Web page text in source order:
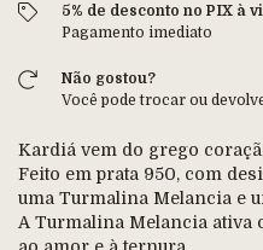
5% de desconto no PIX à
Pagamento imediato
Não gostou?
Você pode trocar ou
Kardiá vem do grego
Feito em prata 950, com
uma Turmalina Melancia e
A Turmalina Melancia ativa